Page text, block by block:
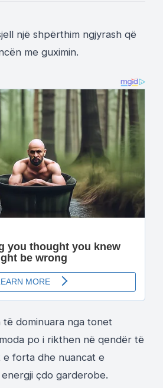
një shpërthim ngjyrash që
me guximin.
të dominuara nga tonet
po i rikthen në qendër të
e forta dhe nuancat e
çdo garderobe.